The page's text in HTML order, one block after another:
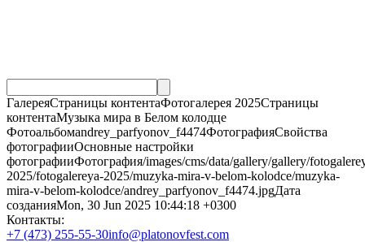
ГалереяСтраницы контентаФотогалерея 2025Страницы
контентаМузыка мира в Белом колодце
Фотоальбомandrey_parfyonov_f4474ФотографияСвойства
фотографииОсновные настройки
фотографииФотография/images/cms/data/gallery/gallery/
2025/fotogalereya-2025/muzyka-mira-v-belom-kolodce/muzyka-
mira-v-belom-kolodce/andrey_parfyonov_f4474.jpgДата
созданияMon, 30 Jun 2025 10:44:18 +0300
Контакты:
+7 (473) 255-55-30info@platonovfest.com